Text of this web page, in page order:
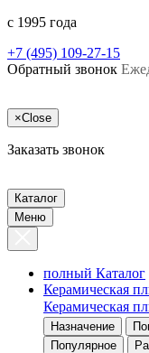
c 1995 года
+7 (495) 109-27-15
Обратный звонок
×Close
Заказать звонок
Каталог
Меню
полный Каталог
Керамическая
Керамическая
Назначение
Популярное